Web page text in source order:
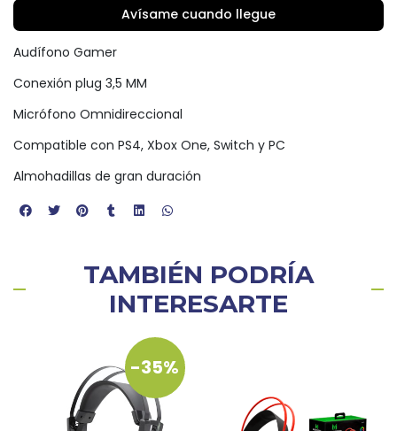
Avísame cuando llegue
Audífono Gamer
Conexión plug 3,5 MM
Micrófono Omnidireccional
Compatible con PS4, Xbox One, Switch y PC
Almohadillas de gran duración
TAMBIÉN PODRÍA
INTERESARTE
-35%